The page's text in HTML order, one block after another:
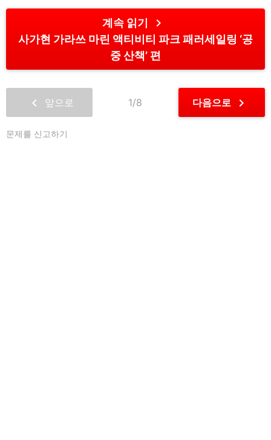
계속 읽기 chevron_right
사가현 가라쓰 마린 액티비티 파크 패러세일링 ‘공
중 산책’ 편
chevron_left 앞으로 1/8 다음으로 chevron_right
문제를 신고하기